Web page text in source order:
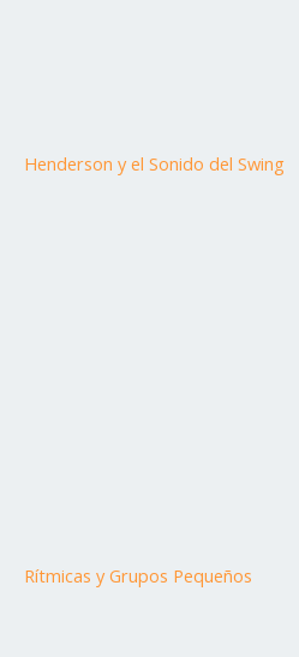
Henderson y el Sonido del Swing
Rítmicas y Grupos Pequeños